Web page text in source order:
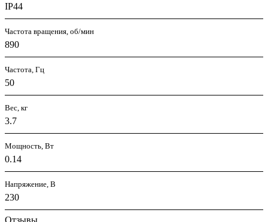
IP44
Частота вращения, об/мин
890
Частота, Гц
50
Вес, кг
3.7
Мощность, Вт
0.14
Напряжение, В
230
Отзывы